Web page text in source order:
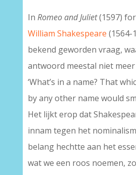
In Romeo and Juliet(1597)
William Shakespeare (1564-
bekend geworden vraag,
antwoord meestal niet
‘What’s in a name? That
by any other name would
Het lijkt erop dat
innam tegen het
belang hechtte aan het
wat we een roos noemen,